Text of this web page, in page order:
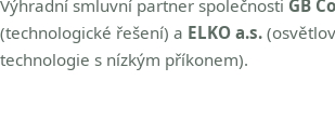
Výhradní smluvní partner společnosti GB
(technologické řešení) a ELKO a.s.
technologie s nízkým příkonem).